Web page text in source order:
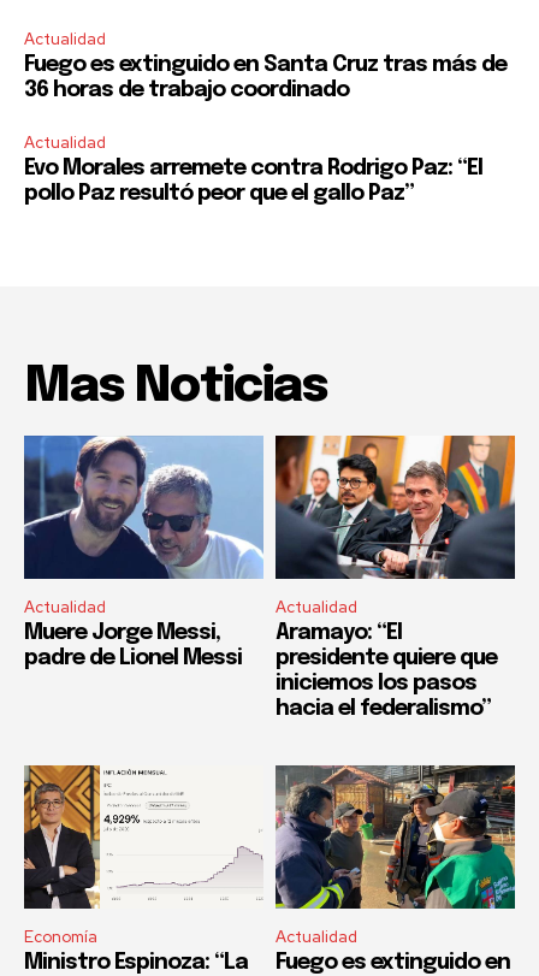
Actualidad
Fuego es extinguido en Santa Cruz tras más de
36 horas de trabajo coordinado
Actualidad
Evo Morales arremete contra Rodrigo Paz: “El
pollo Paz resultó peor que el gallo Paz”
Mas Noticias
Actualidad
Muere Jorge Messi,
padre de Lionel Messi
Actualidad
Aramayo: “El
presidente quiere que
iniciemos los pasos
hacia el federalismo”
Economía
Ministro Espinoza: “La
Actualidad
Fuego es extinguido en